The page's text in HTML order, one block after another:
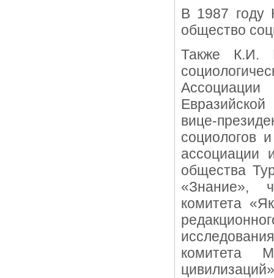
В 1987 году
общество
Также К.И.
вице-
социологов
ассоциации
общества
«Знание»,
комитета
комитета